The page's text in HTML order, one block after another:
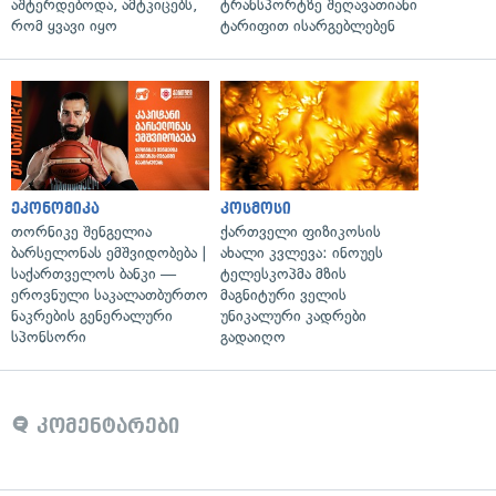
აშტერდებოდა, ამტკიცებს,
რომ ყვავი იყო
ტრანსპორტზე შეღავათიანი
ტარიფით ისარგებლებენ
ეკონომიკა
თორნიკე შენგელია
ბარსელონას ემშვიდობება |
საქართველოს ბანკი —
ეროვნული საკალათბურთო
ნაკრების გენერალური
სპონსორი
კოსმოსი
ქართველი ფიზიკოსის
ახალი კვლევა: ინოუეს
ტელესკოპმა მზის
მაგნიტური ველის
უნიკალური კადრები
გადაიღო
კომენტარები